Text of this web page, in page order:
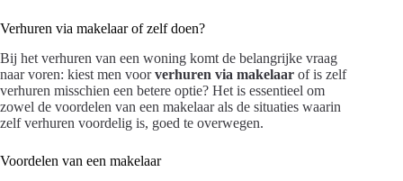
Verhuren via makelaar of zelf doen?
Bij het verhuren van een woning komt de belangrijke vraag
naar voren: kiest men voorverhuren via makelaar of is zelf
verhuren misschien een betere optie? Het is essentieel om
zowel de voordelen van een makelaar als de situaties waarin
zelf verhuren voordelig is, goed te overwegen.
Voordelen van een makelaar